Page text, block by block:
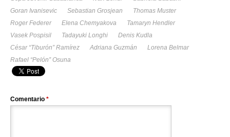
Goran Ivanisevic
Sebastian Grosjean
Thomas Muster
Roger Federer
Elena Chemyakova
Tamaryn Hendler
Vasek Pospisil
Tadayuki Longhi
Denis Kudla
César “Tiburón” Ramírez
Adriana Guzmán
Lorena Belmar
Rafael “Pelón” Osuna
Comentario *